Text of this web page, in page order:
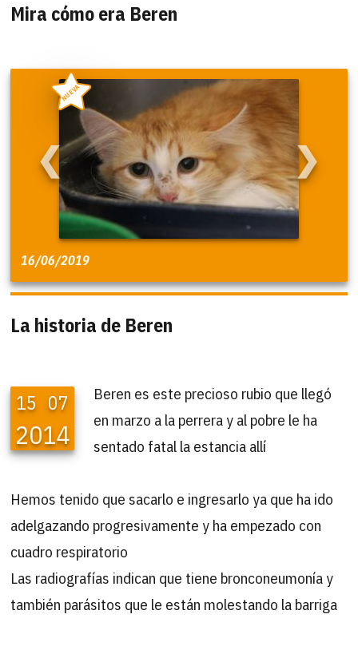
Mira cómo era Beren
❮ ❯
NUEVA
16/06/2019
La historia de Beren
15 07
2014
Beren es este precioso rubio que llegó
en marzo a la perrera y al pobre le ha
sentado fatal la estancia allí
Hemos tenido que sacarlo e ingresarlo ya que ha ido
adelgazando progresivamente y ha empezado con
cuadro respiratorio
Las radiografías indican que tiene bronconeumonía y
también parásitos que le están molestando la barriga